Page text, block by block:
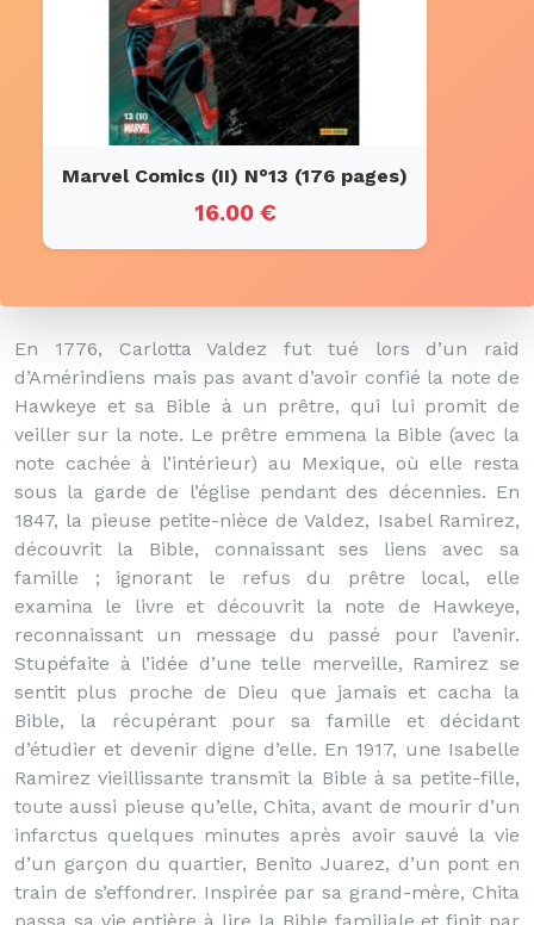
Marvel Comics (II) N°13 (176 pages)
16.00 €
En 1776, Carlotta Valdez fut tué lors d’un raid
d’Amérindiens mais pas avant d’avoir confié la note de
Hawkeye et sa Bible à un prêtre, qui lui promit de
veiller sur la note. Le prêtre emmena la Bible (avec la
note cachée à l’intérieur) au Mexique, où elle resta
sous la garde de l’église pendant des décennies. En
1847, la pieuse petite-nièce de Valdez, Isabel Ramirez,
découvrit la Bible, connaissant ses liens avec sa
famille ; ignorant le refus du prêtre local, elle
examina le livre et découvrit la note de Hawkeye,
reconnaissant un message du passé pour l’avenir.
Stupéfaite à l’idée d’une telle merveille, Ramirez se
sentit plus proche de Dieu que jamais et cacha la
Bible, la récupérant pour sa famille et décidant
d’étudier et devenir digne d’elle. En 1917, une Isabelle
Ramirez vieillissante transmit la Bible à sa petite-fille,
toute aussi pieuse qu’elle, Chita, avant de mourir d’un
infarctus quelques minutes après avoir sauvé la vie
d’un garçon du quartier, Benito Juarez, d’un pont en
train de s’effondrer. Inspirée par sa grand-mère, Chita